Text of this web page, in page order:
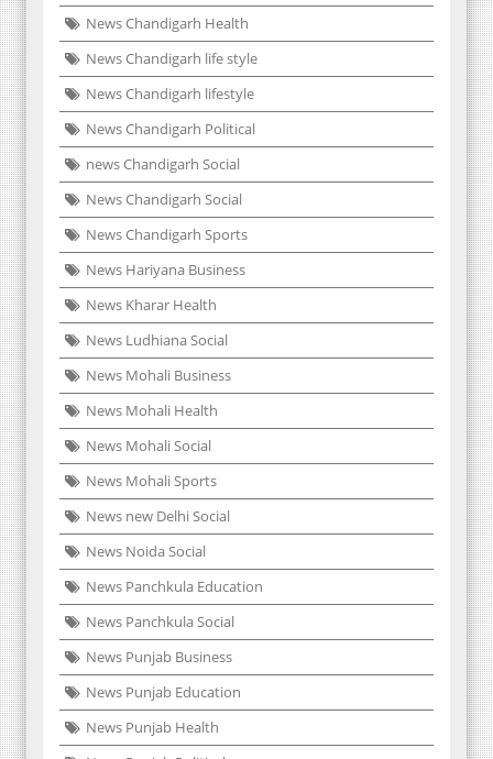
News Chandigarh Health
News Chandigarh life style
News Chandigarh lifestyle
News Chandigarh Political
news Chandigarh Social
News Chandigarh Social
News Chandigarh Sports
News Hariyana Business
News Kharar Health
News Ludhiana Social
News Mohali Business
News Mohali Health
News Mohali Social
News Mohali Sports
News new Delhi Social
News Noida Social
News Panchkula Education
News Panchkula Social
News Punjab Business
News Punjab Education
News Punjab Health